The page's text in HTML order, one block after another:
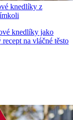
knedlíky z
knedlíky jako
na vláčné těsto